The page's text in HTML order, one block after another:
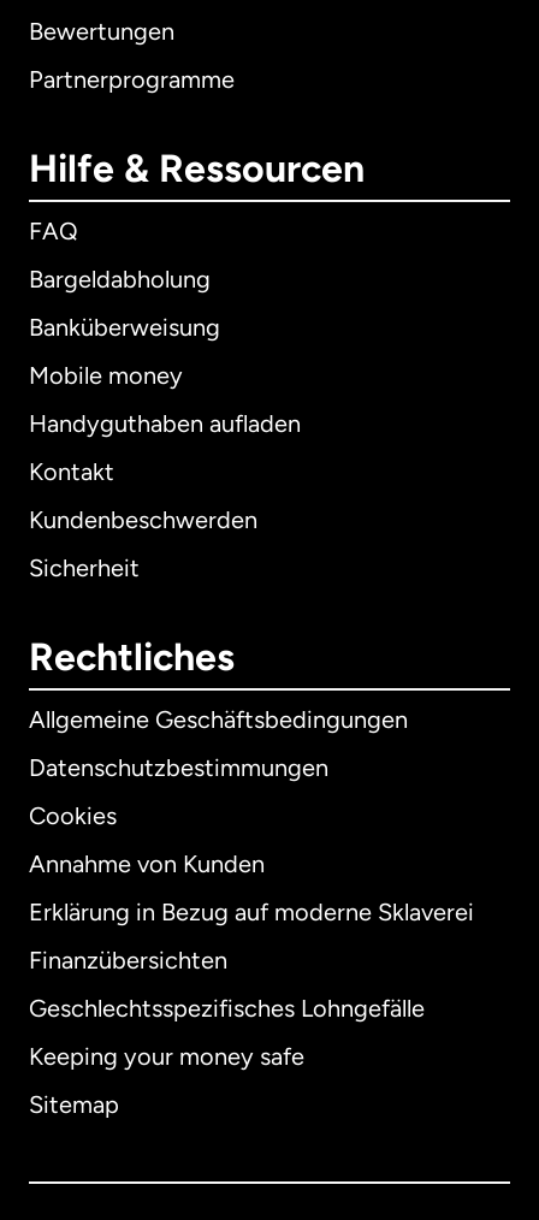
Bewertungen
Partnerprogramme
Hilfe & Ressourcen
FAQ
Bargeldabholung
Banküberweisung
Mobile money
Handyguthaben aufladen
Kontakt
Kundenbeschwerden
Sicherheit
Rechtliches
Allgemeine Geschäftsbedingungen
Datenschutzbestimmungen
Cookies
Annahme von Kunden
Erklärung in Bezug auf moderne Sklaverei
Finanzübersichten
Geschlechtsspezifisches Lohngefälle
Keeping your money safe
Sitemap
International English
Australien